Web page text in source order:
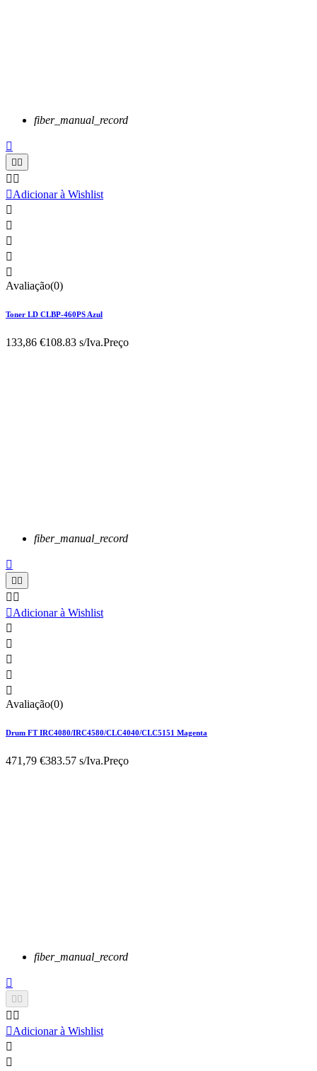
fiber_manual_record

 
 
Adicionar à Wishlist





Avaliação(0)
Toner LD CLBP-460PS Azul
133,86 €108.83 s/Iva.Preço
fiber_manual_record

 
 
Adicionar à Wishlist





Avaliação(0)
Drum FT IRC4080/IRC4580/CLC4040/CLC5151 Magenta
471,79 €383.57 s/Iva.Preço
fiber_manual_record

 
 
Adicionar à Wishlist

